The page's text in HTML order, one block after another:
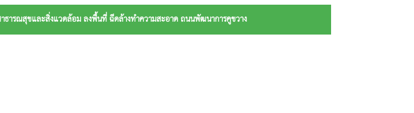
ธารณสุขและสิ่งแวดล้อม ลงพื้นที่ ฉีดล้างทำความสะอาด ถนนพัฒนาการคูขวาง